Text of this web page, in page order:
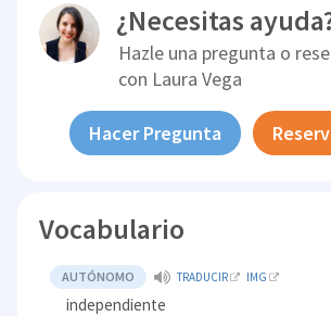
¿Necesitas
Hazle una pregunta o
con Laura Vega
Hacer Pregunta
Vocabulario
AUTÓNOMO TRADUCIR IMG
independiente